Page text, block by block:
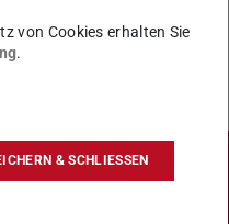
Darmstadt
von Cookies erhalten Sie
.
& SCHLIESSEN